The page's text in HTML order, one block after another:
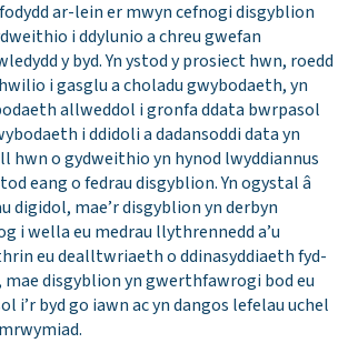
ar-lein er mwyn cefnogi disgyblion
i ddylunio a chreu gwefan
y byd. Yn ystod y prosiect hwn, roedd
i gasglu a choladu gwybodaeth, yn
allweddol i gronfa ddata bwrpasol
i ddidoli a dadansoddi data yn
hwn o gydweithio yn hynod lwyddiannus
eang o fedrau disgyblion. Yn ogystal â
digidol, mae’r disgyblion yn derbyn
i wella eu medrau llythrennedd a’u
eu dealltwriaeth o ddinasyddiaeth fyd-
mae disgyblion yn gwerthfawrogi bod eu
i’r byd go iawn ac yn dangos lefelau uchel